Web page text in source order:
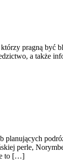
pragną być
a także
perle,
to […]